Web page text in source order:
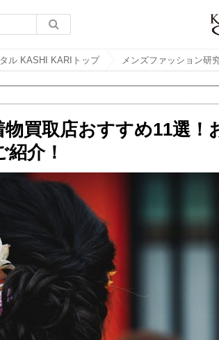
ル KASHI KARIトップ メンズファッション研
物買取店おすすめ11選
介！